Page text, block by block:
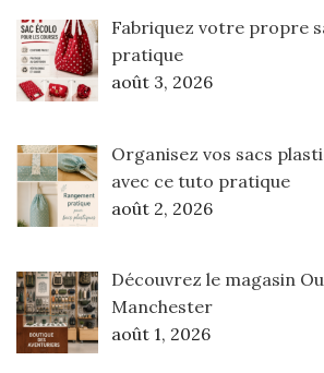
Fabriquez votre propre
pratique
août 3, 2026
Organisez vos sacs
avec ce tuto pratique
août 2, 2026
Découvrez le magasin
Manchester
août 1, 2026